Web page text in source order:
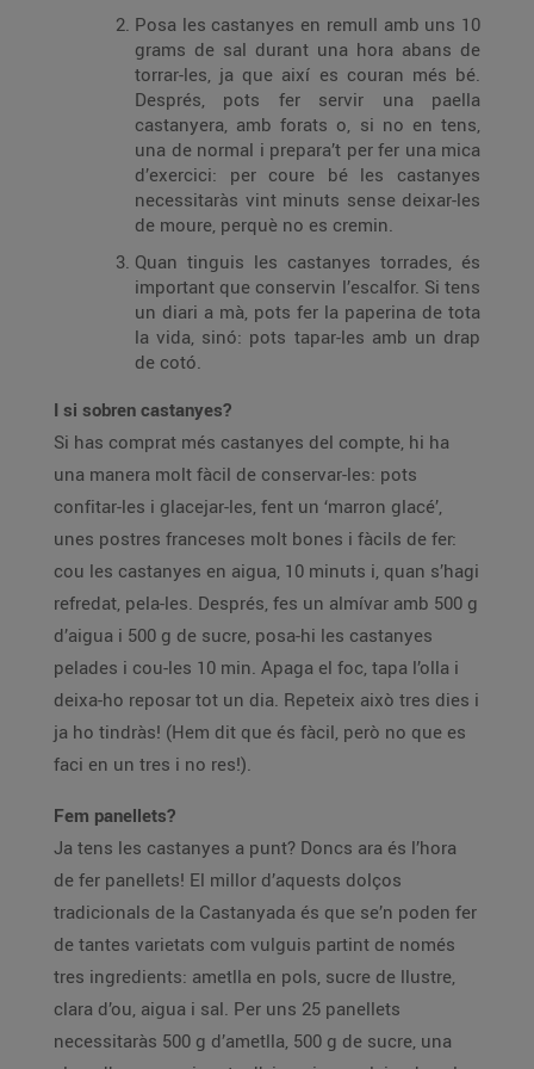
Posa les castanyes en remull amb uns 10
grams de sal durant una hora abans de
torrar-les, ja que així es couran més bé.
Després, pots fer servir una paella
castanyera, amb forats o, si no en tens,
una de normal i prepara’t per fer una mica
d’exercici: per coure bé les castanyes
necessitaràs vint minuts sense deixar-les
de moure, perquè no es cremin.
Quan tinguis les castanyes torrades, és
important que conservin l’escalfor. Si tens
un diari a mà, pots fer la paperina de tota
la vida, sinó: pots tapar-les amb un drap
de cotó.
I si sobren castanyes?
Si has comprat més castanyes del compte, hi ha
una manera molt fàcil de conservar-les: pots
confitar-les i glacejar-les, fent un ‘marron glacé’,
unes postres franceses molt bones i fàcils de fer:
cou les castanyes en aigua, 10 minuts i, quan s’hagi
refredat, pela-les. Després, fes un almívar amb 500 g
d’aigua i 500 g de sucre, posa-hi les castanyes
pelades i cou-les 10 min. Apaga el foc, tapa l’olla i
deixa-ho reposar tot un dia. Repeteix això tres dies i
ja ho tindràs! (Hem dit que és fàcil, però no que es
faci en un tres i no res!).
Fem panellets?
Ja tens les castanyes a punt? Doncs ara és l’hora
de fer panellets! El millor d’aquests dolços
tradicionals de la Castanyada és que se’n poden fer
de tantes varietats com vulguis partint de només
tres ingredients: ametlla en pols, sucre de llustre,
clara d’ou, aigua i sal. Per uns 25 panellets
necessitaràs 500 g d’ametlla, 500 g de sucre, una